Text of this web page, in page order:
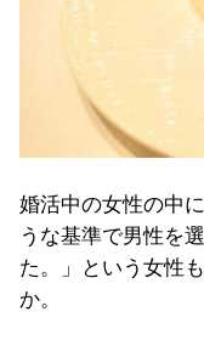
婚活中の女性の中
うな基準で男性を
た。」という女性
か。